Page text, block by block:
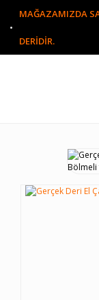
MAĞAZAMIZDA
DERİDİR.